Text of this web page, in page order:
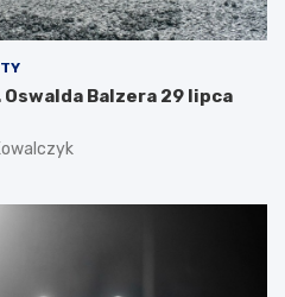
Balzera 29 lipca